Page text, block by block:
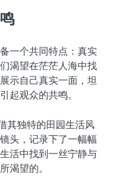
一个共同特点：真实
渴望在茫茫人海中找
示自己真实一面，坦
起观众的共鸣。
其独特的田园生活风
头，记录下了一幅幅
活中找到一丝宁静与
渴望的。